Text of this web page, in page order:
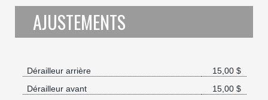
AJUSTEMENTS
Dérailleur arrière
15,00 $
Dérailleur avant
15,00 $